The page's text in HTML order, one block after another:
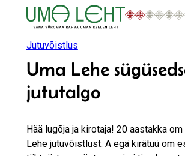
Jutuvõistlus
Uma Lehe
jututalgo
Hää lugõja ja kirotaja! 20 aastakka
Lehe jutuvõistlust. A egä kirätüü om